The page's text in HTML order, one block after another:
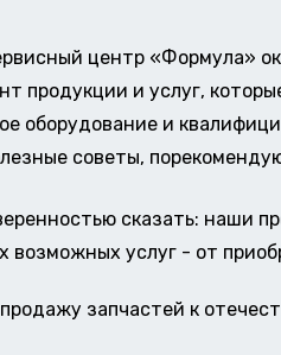
центр «Формула»
продукции и услуг,
оборудование и
советы,
сказать: наши
возможных услуг - от
продажу запчастей к